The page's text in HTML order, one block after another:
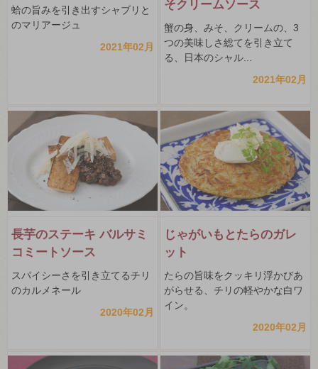
蛤の旨みを引き出すシャブリと
のマリアージュ
2021年02月
そクリームソース
蟹の身、みそ、クリームの、3
つの美味しさ総てを引き立て
る、日本のシャル...
2021年02月
長芋のステーキ バルサミ
コミートソース
スパイシーさを引き立てるチリ
のカルメネール
2020年02月
じゃがいもとたらのガレ
ット
たらの旨味をクッキリ浮かびあ
がらせる、チリの軽やかな白ワ
イン。
2020年02月